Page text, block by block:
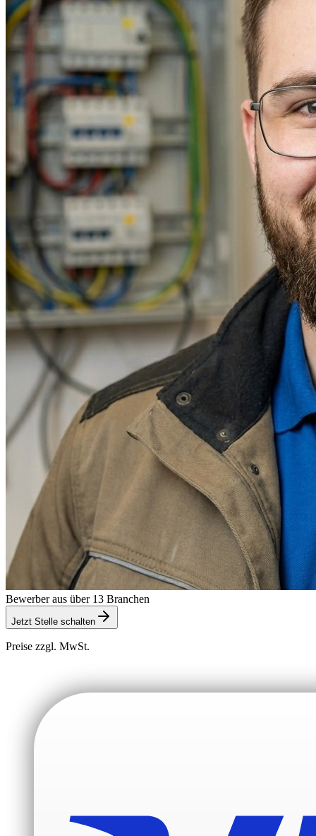
Bewerber aus über 13 Branchen
Jetzt Stelle schalten
Preise zzgl. MwSt.